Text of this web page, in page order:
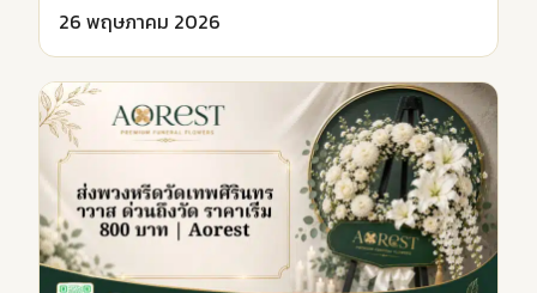
26 พฤษภาคม 2026